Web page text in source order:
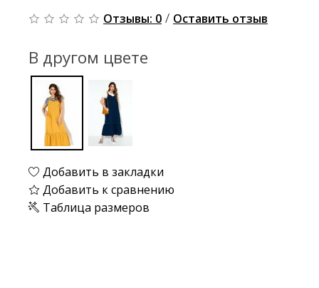
Отзывы: 0 / Оставить отзыв
В другом цвете
Добавить в закладки
Добавить к сравнению
Таблица размеров